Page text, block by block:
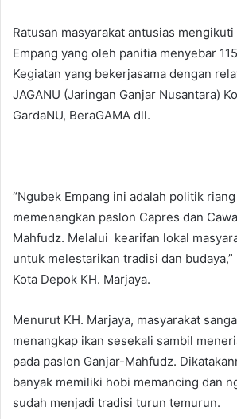
Ratusan masyarakat antusias
Empang yang oleh panitia menyebar
Kegiatan yang bekerjasama dengan
JAGANU (Jaringan Ganjar Nusantara)
GardaNU, BeraGAMA dll.
“Ngubek Empang ini adalah politik
memenangkan paslon Capres dan
Mahfudz. Melalui kearifan lokal
untuk melestarikan tradisi dan budaya,”
Kota Depok KH. Marjaya.
Menurut KH. Marjaya, masyarakat
menangkap ikan sesekali sambil
pada paslon Ganjar-Mahfudz.
banyak memiliki hobi memancing dan
sudah menjadi tradisi turun temurun.